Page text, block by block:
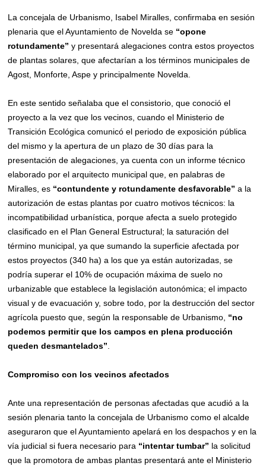
La concejala de Urbanismo, Isabel Miralles, confirmaba en sesión
plenaria que el Ayuntamiento de Novelda se “opone
rotundamente” y presentará alegaciones contra estos proyectos
de plantas solares, que afectarían a los términos municipales de
Agost, Monforte, Aspe y principalmente Novelda.
En este sentido señalaba que el consistorio, que conoció el
proyecto a la vez que los vecinos, cuando el Ministerio de
Transición Ecológica comunicó el periodo de exposición pública
del mismo y la apertura de un plazo de 30 días para la
presentación de alegaciones, ya cuenta con un informe técnico
elaborado por el arquitecto municipal que, en palabras de
Miralles, es “contundente y rotundamente desfavorable” a la
autorización de estas plantas por cuatro motivos técnicos: la
incompatibilidad urbanística, porque afecta a suelo protegido
clasificado en el Plan General Estructural; la saturación del
término municipal, ya que sumando la superficie afectada por
estos proyectos (340 ha) a los que ya están autorizadas, se
podría superar el 10% de ocupación máxima de suelo no
urbanizable que establece la legislación autonómica; el impacto
visual y de evacuación y, sobre todo, por la destrucción del sector
agrícola puesto que, según la responsable de Urbanismo, “no
podemos permitir que los campos en plena producción
queden desmantelados”.
Compromiso con los vecinos afectados
Ante una representación de personas afectadas que acudió a la
sesión plenaria tanto la concejala de Urbanismo como el alcalde
aseguraron que el Ayuntamiento apelará en los despachos y en la
vía judicial si fuera necesario para “intentar tumbar” la solicitud
que la promotora de ambas plantas presentará ante el Ministerio